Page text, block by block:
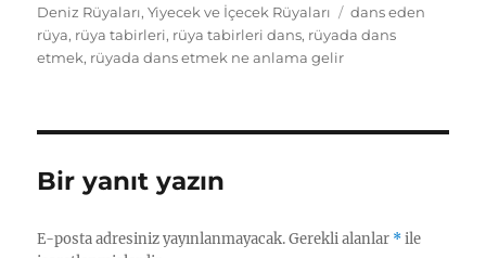
Deniz Rüyaları,Yiyecek ve İçecek Rüyaları Etiketler
dans eden
rüya, rüya tabirleri, rüya tabirleri dans, rüyada dans
etmek, rüyada dans etmek ne anlama gelir
Bir yanıt yazın
E-posta adresiniz yayınlanmayacak. Gerekli alanlar *ile